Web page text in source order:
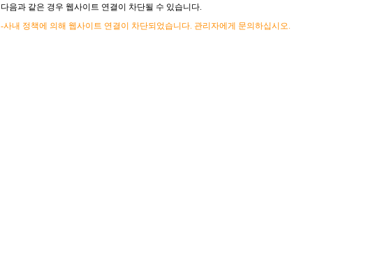
다음과 같은 경우 웹사이트 연결이 차단될 수 있습니다.
-사내 정책에 의해 웹사이트 연결이 차단되었습니다. 관리자에게 문의하십시오.